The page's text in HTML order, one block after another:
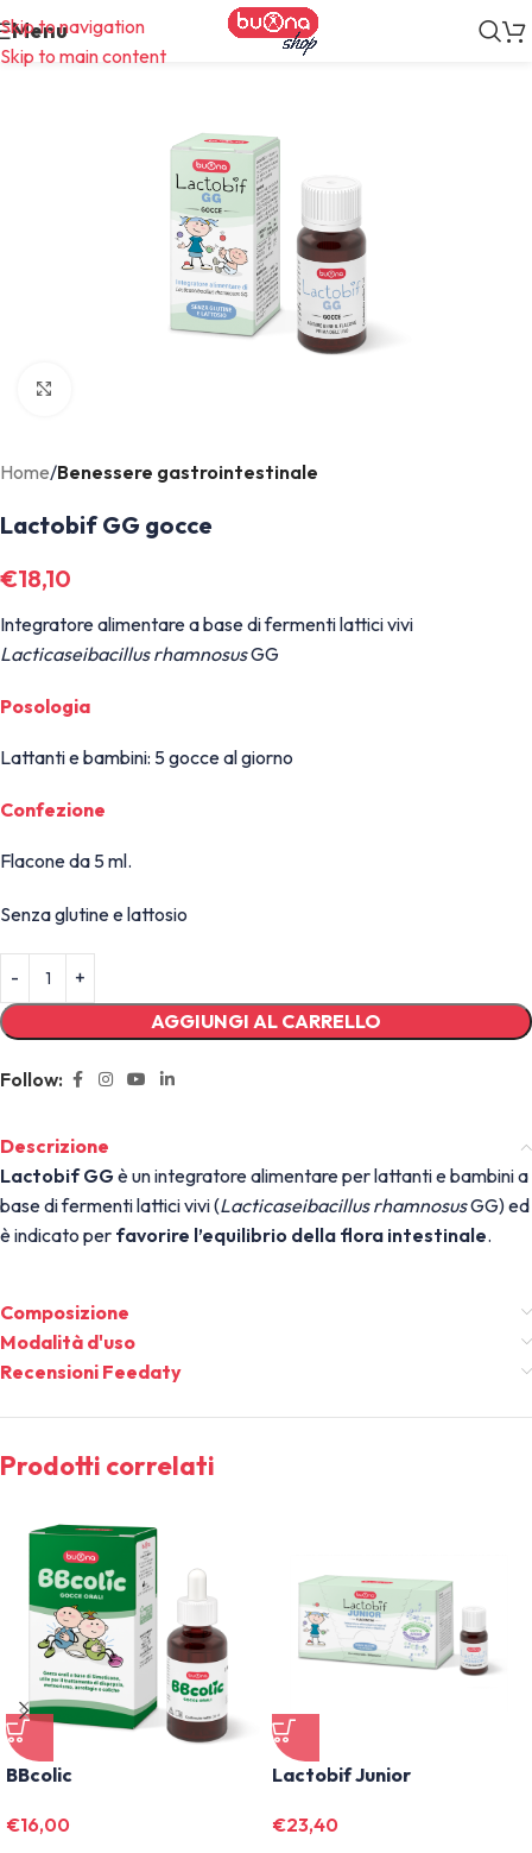
Skip to navigation
Skip to main content
Menu
Home Benessere gastrointestinale
Lactobif GG gocce
€18,10
Integratore alimentare a base di fermenti lattici vivi
Lacticaseibacillus rhamnosusGG
Posologia
Lattanti e bambini: 5 gocce al giorno
Confezione
Flacone da 5 ml.
Senza glutine e lattosio
AGGIUNGI AL CARRELLO
Follow:
Descrizione
Lactobif GGè un integratore alimentare per lattanti e bambini a
base di fermenti lattici vivi (Lacticaseibacillus rhamnosusGG) ed
è indicato per favorire l’equilibrio della flora intestinale.
Composizione
Modalità d'uso
Recensioni Feedaty
Prodotti correlati
BBcolic
€16,00
Lactobif Junior
€23,40